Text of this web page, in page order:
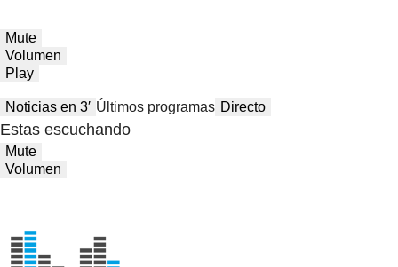
Mute
Volumen
Play
Noticias en 3′ Últimos programas Directo
Estas escuchando
Mute
Volumen